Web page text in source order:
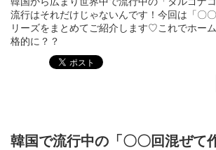
流行はそれだけじゃないんです！今回は「〇
リーズをまとめてご紹介します♡これでホー
格的に？？
韓国で流行中の「〇〇回混ぜて